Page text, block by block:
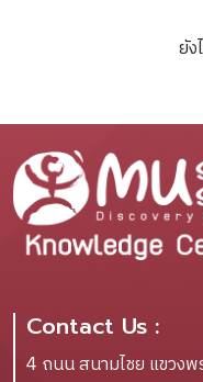
ยั
Contact Us :
4 ถนน สนามไชย แขวงพ